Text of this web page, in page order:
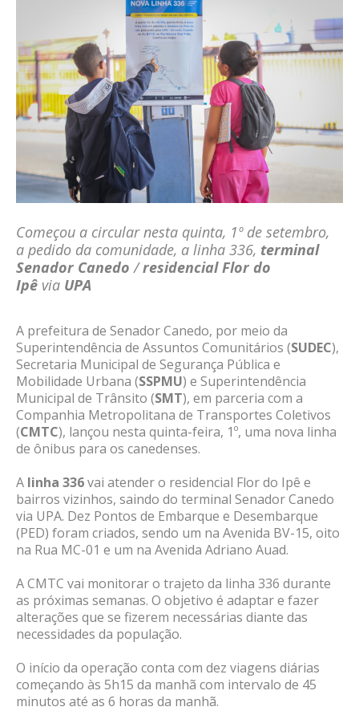
Começou a circular nesta quinta, 1º de setembro,
a pedido da comunidade, a linha 336, terminal
Senador Canedo /residencial Flor do
Ipê via UPA
A prefeitura de Senador Canedo, por meio da
Superintendência de Assuntos Comunitários (SUDEC),
Secretaria Municipal de Segurança Pública e
Mobilidade Urbana (SSPMU) e Superintendência
Municipal de Trânsito (SMT), em parceria com a
Companhia Metropolitana de Transportes Coletivos
(CMTC), lançou nesta quinta-feira, 1º, uma nova linha
de ônibus para os canedenses.
A linha 336vai atender o residencial Flor do Ipê e
bairros vizinhos, saindo do terminal Senador Canedo
via UPA. Dez Pontos de Embarque e Desembarque
(PED) foram criados, sendo um na Avenida BV-15, oito
na Rua MC-01 e um na Avenida Adriano Auad.
A CMTC vai monitorar o trajeto da linha 336 durante
as próximas semanas. O objetivo é adaptar e fazer
alterações que se fizerem necessárias diante das
necessidades da população.
O início da operação conta com dez viagens diárias
começando às 5h15 da manhã com intervalo de 45
minutos até as 6 horas da manhã.